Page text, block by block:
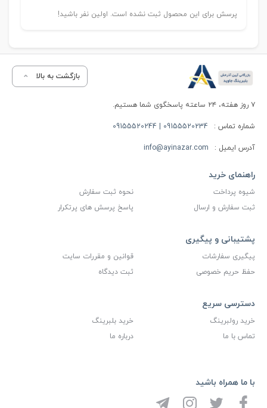
پرسش برای این محصول ثبت نشده است. اولین نفر باشید!
بازگشت به بالا
۷ روز هفته، ۲۴ ساعته پاسخگوی شما هستیم.
شماره تماس : 09155520234 | 09155520244
آدرس ایمیل : info@ayinazar.com
راهنمای خرید
شیوه پرداخت
نحوه ثبت سفارش
ثبت سفارش و ارسال
پاسخ پرسش های پرتکرار
پشتیبانی و پیگیری
پیگیری سفارشات
قوانین و مقررات سایت
حفظ حریم خصوصی
ثبت دیدگاه
دسترسی سریع
خرید رولبرینگ
خرید بلبرینگ
تماس با ما
درباره ما
با ما همراه باشید